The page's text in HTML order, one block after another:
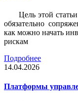
Цель этой
обязательно
как можно начать
рискам
Подробнее
14.04.2026
Платформы